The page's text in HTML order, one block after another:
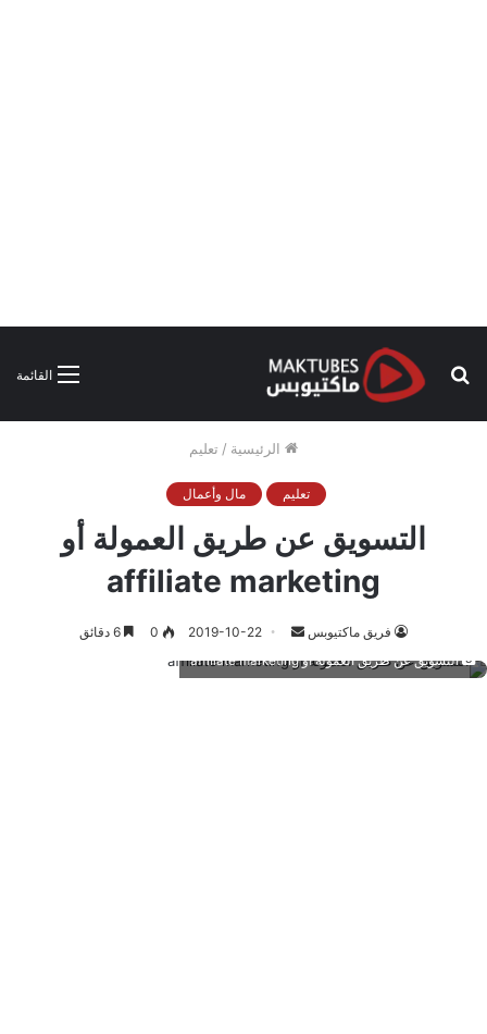
القائمة
بحث
الرئيسية / تعليم
تعليم مال وأعمال
التسويق عن طريق العمولة أو
affiliate marketing
فريق ماكتيوبس
أرسل
إلكترونيا
2019-10-22
0
التسويق عن طريق العمولة أو affiliate marketing